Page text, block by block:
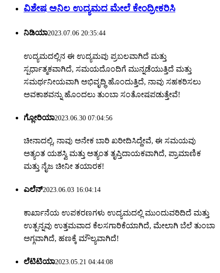
ವಿಶೇಷ ಅನಿಲ ಉದ್ಯಮದ ಮೇಲೆ ಕೇಂದ್ರೀಕರಿಸಿ
ನಿಡಿಯಾ2023.07.06 20:35:44
ಉದ್ಯಮದಲ್ಲಿನ ಈ ಉದ್ಯಮವು ಪ್ರಬಲವಾಗಿದೆ ಮತ್ತು
ಸ್ಪರ್ಧಾತ್ಮಕವಾಗಿದೆ, ಸಮಯದೊಂದಿಗೆ ಮುನ್ನಡೆಯುತ್ತಿದೆ ಮತ್ತು
ಸಮರ್ಥನೀಯವಾಗಿ ಅಭಿವೃದ್ಧಿ ಹೊಂದುತ್ತಿದೆ, ನಾವು ಸಹಕರಿಸಲು
ಅವಕಾಶವನ್ನು ಹೊಂದಲು ತುಂಬಾ ಸಂತೋಷಪಡುತ್ತೇವೆ!
ಗ್ಲೋರಿಯಾ2023.06.30 07:04:56
ಚೀನಾದಲ್ಲಿ, ನಾವು ಅನೇಕ ಬಾರಿ ಖರೀದಿಸಿದ್ದೇವೆ, ಈ ಸಮಯವು
ಅತ್ಯಂತ ಯಶಸ್ವಿ ಮತ್ತು ಅತ್ಯಂತ ತೃಪ್ತಿದಾಯಕವಾಗಿದೆ, ಪ್ರಾಮಾಣಿಕ
ಮತ್ತು ನೈಜ ಚೀನೀ ತಯಾರಕ!
ಎಲೆನ್2023.06.03 16:04:14
ಕಾರ್ಖಾನೆಯ ಉಪಕರಣಗಳು ಉದ್ಯಮದಲ್ಲಿ ಮುಂದುವರಿದಿದೆ ಮತ್ತು
ಉತ್ಪನ್ನವು ಉತ್ತಮವಾದ ಕೆಲಸಗಾರಿಕೆಯಾಗಿದೆ, ಮೇಲಾಗಿ ಬೆಲೆ ತುಂಬಾ
ಅಗ್ಗವಾಗಿದೆ, ಹಣಕ್ಕೆ ಮೌಲ್ಯವಾಗಿದೆ!
ಲೆಟಿಟಿಯಾ2023.05.21 04:44:08